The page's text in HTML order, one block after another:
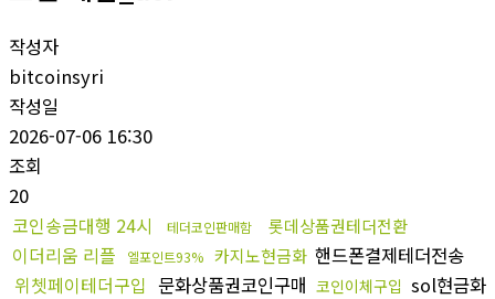
작성자
bitcoinsyri
작성일
2026-07-06 16:30
조회
20
코인송금대행 24시
테더코인판매함 롯데상품권테더전환
이더리움 리플 엘포인트93% 카지노현금화 핸드폰결제테더전송
위쳇페이테더구입 문화상품권코인구매 코인이체구입 sol현금화